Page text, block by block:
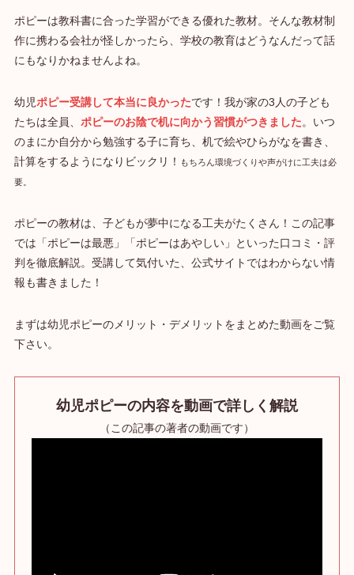
ポピーは教科書に合った学習ができる優れた教材。そんな教材制
作に携わる会社が怪しかったら、学校の教育はどうなんだって話
にもなりかねませんよね。
幼児ポピー受講して本当に良かったです！我が家の3人の子ども
たちは全員、 ポピーのお陰で机に向かう習慣がつきました。いつ
のまにか自分から勉強する子に育ち、机で絵やひらがなを書き、
計算をするようになりビックリ！
もちろん環境づくりや声がけに工夫は必
要。
ポピーの教材は、子どもが夢中になる工夫がたくさん！この記事
では「ポピーは最悪」「ポピーはあやしい」といった口コミ・評
判を徹底解説。受講して気付いた、公式サイトではわからない情
報も書きました！
まずは幼児ポピーのメリット・デメリットをまとめた動画をご覧
下さい。
幼児ポピーの内容を動画で詳しく解説
（この記事の著者の動画です）